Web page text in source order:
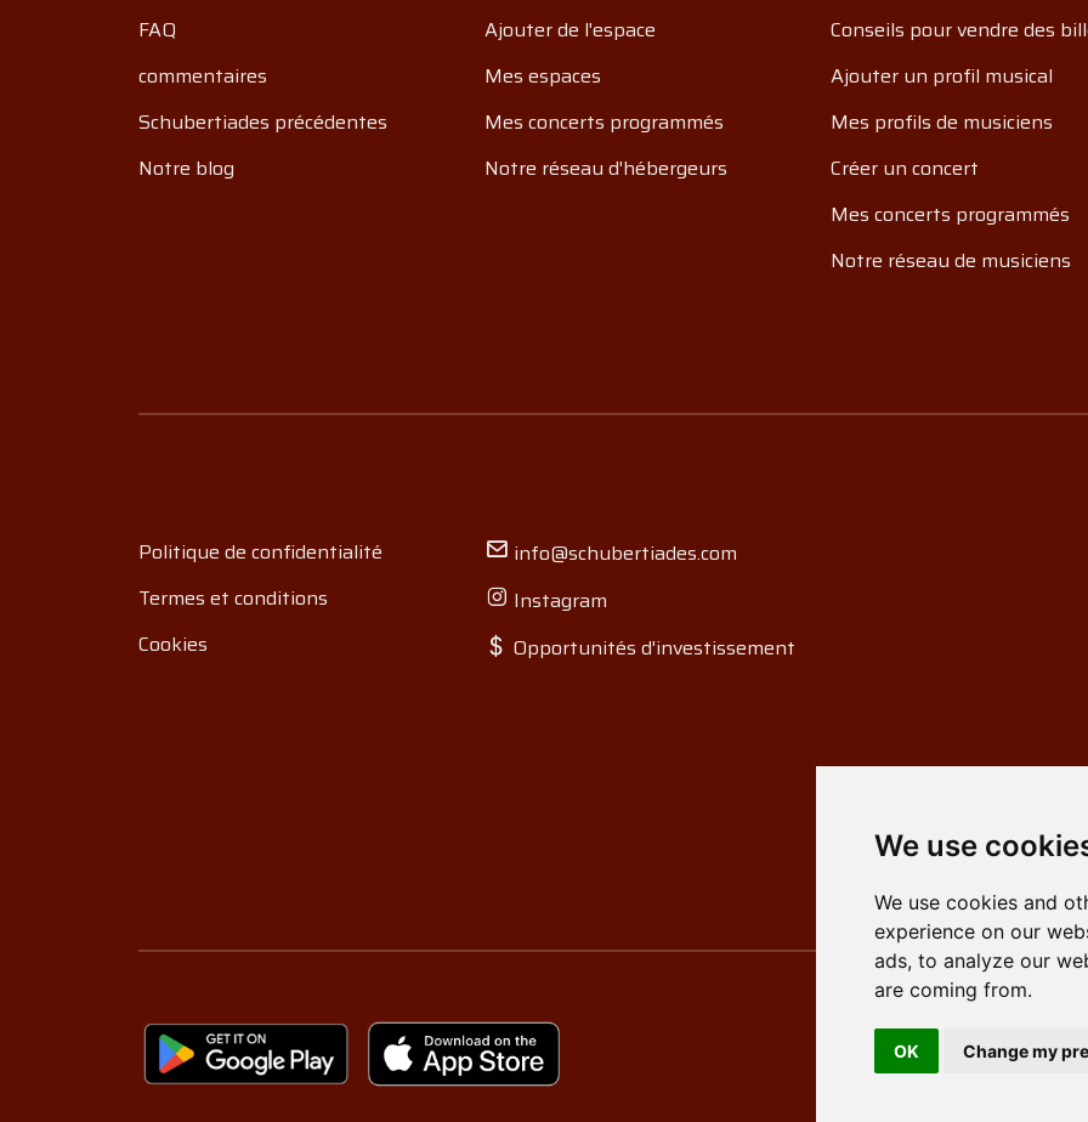
We use
We use cookies and
experience on our
ads, to analyze our
are coming from.
OK Change my
FAQ
commentaires
Schubertiades précédentes
Notre blog
Ajouter de l'espace
Mes espaces
Mes concerts programmés
Notre réseau d'hébergeurs
Conseils pour vendre des
Ajouter un profil musical
Mes profils de musiciens
Créer un concert
Mes concerts programmés
Notre réseau de musiciens
Politique de confidentialité
Termes et conditions
Cookies
info@schubertiades.com
Instagram
Opportunités d'investissement